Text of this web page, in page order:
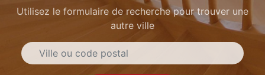
Utilisez le formulaire de recherche pour trouver une
autre ville